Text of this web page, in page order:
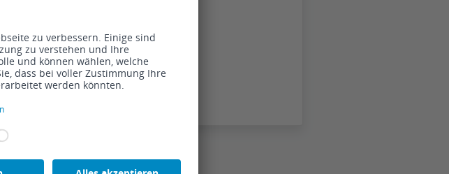
Garmisch-Partenkirchen
zur Scopevisio Technight